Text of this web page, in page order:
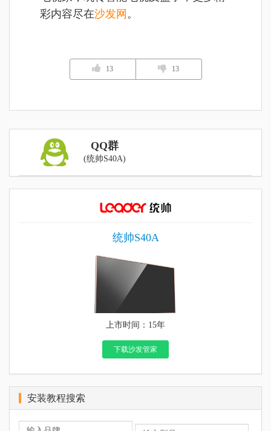
彩内容尽在沙发网 。
13 13
QQ群
(统帅S40A)
统帅S40A
上市时间：15年
下载沙发管家
安装教程搜索